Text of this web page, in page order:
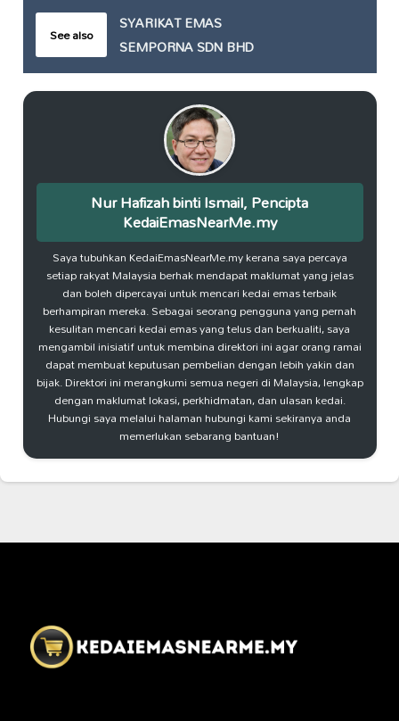
See also
SYARIKAT EMAS
SEMPORNA SDN BHD
Nur Hafizah binti Ismail, Pencipta
KedaiEmasNearMe.my
Saya tubuhkan KedaiEmasNearMe.my kerana saya percaya
setiap rakyat Malaysia berhak mendapat maklumat yang jelas
dan boleh dipercayai untuk mencari kedai emas terbaik
berhampiran mereka. Sebagai seorang pengguna yang pernah
kesulitan mencari kedai emas yang telus dan berkualiti, saya
mengambil inisiatif untuk membina direktori ini agar orang ramai
dapat membuat keputusan pembelian dengan lebih yakin dan
bijak. Direktori ini merangkumi semua negeri di Malaysia, lengkap
dengan maklumat lokasi, perkhidmatan, dan ulasan kedai.
Hubungi saya melalui halaman hubungi kami sekiranya anda
memerlukan sebarang bantuan!